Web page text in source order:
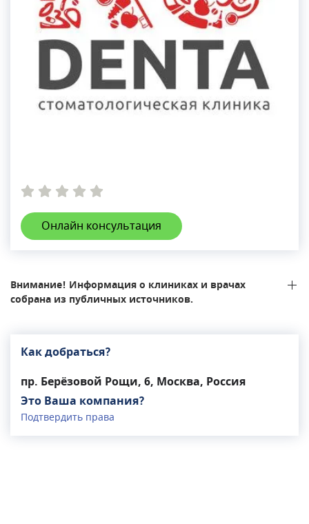
Онлайн консультация
Внимание! Информация о клиниках и врачах
собрана из публичных источников.
Как добраться?
пр. Берёзовой Рощи, 6, Москва, Россия
Это Ваша компания?
Подтвердить права